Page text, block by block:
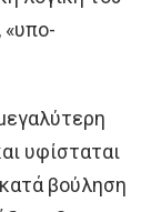
«υπο-
υφίσταται
βούληση